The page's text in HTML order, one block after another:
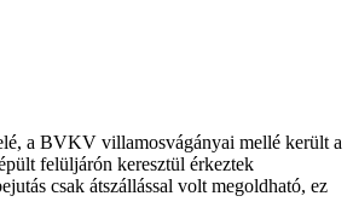
a BVKV villamosvágányai mellé került a
felüljárón keresztül érkeztek
csak átszállással volt megoldható, ez